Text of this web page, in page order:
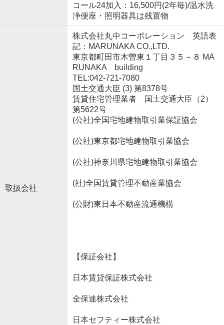
コール24加入：16,500円(2年毎)/温水洗
浄便座・照明器具は残置物
取扱会社
株式会社丸中コーポレーション 英語表
記：MARUNAKA CO.,LTD.
東京都町田市木曽東１丁目３５－８ MA
RUNAKA building
TEL:042-721-7080
国土交通大臣 (3) 第8378号
賃貸住宅管理業者 国土交通大臣（2）
第5622号
(公社)全国宅地建物取引業保証協会
(公社)東京都宅地建物取引業協会
(公社)神奈川県宅地建物取引業協会
(社)全国賃貸管理不動産業協会
(公財)東日本不動産流通機構
【保証会社】
日本賃貸保証株式会社
全保連株式会社
日本セフティー株式会社